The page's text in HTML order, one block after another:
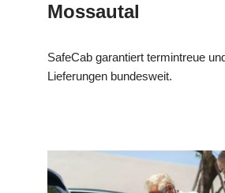
Mossautal
SafeCab garantiert termintreue
Lieferungen bundesweit.